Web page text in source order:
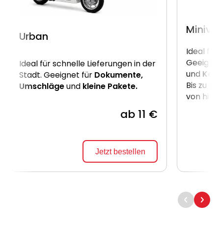
Urban
Ideal für schnelle Lieferungen in der
Stadt. Geeignet für Dokumente,
Umschlägeund kleine Pakete.
ab 11 €
Jetzt bestellen
Ideal für
und
Bis zu 2
von